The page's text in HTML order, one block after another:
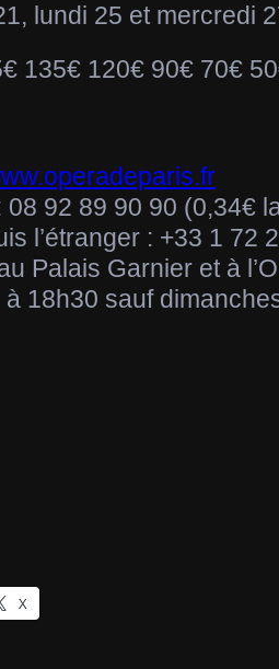
lundi 25 et mercredi
135€ 120€ 90€ 70€
08 92 89 90 90 (0,34€
l’étranger : +33 1 72
Palais Garnier et à
18h30 sauf
X